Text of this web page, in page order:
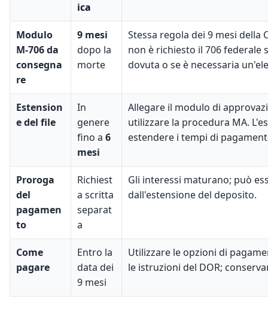
ica
Modulo
M-706 da
consegna
re
9 mesi
dopo la
morte
Stessa regola dei 9 mesi della
non è richiesto il 706 federale
dovuta o se è necessaria
Estension
e del file
In
genere
fino a 6
mesi
Allegare il modulo di
utilizzare la procedura MA.
estendere i tempi di
Proroga
del
pagamen
to
Richiest
a scritta
separat
a
Gli interessi maturano; può
dall'estensione del deposito.
Come
pagare
Entro la
data dei
9 mesi
Utilizzare le opzioni di
le istruzioni del DOR;